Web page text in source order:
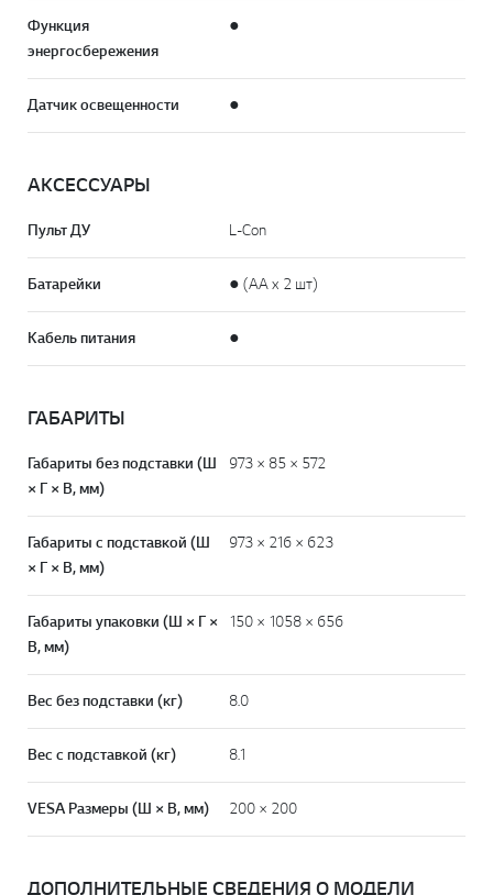
Функция
энергосбережения
●
Датчик освещенности ●
АКСЕССУАРЫ
Пульт ДУ L-Con
Батарейки ● (AA x 2 шт)
Кабель питания ●
ГАБАРИТЫ
Габариты без подставки (Ш
× Г × В, мм)
973 × 85 × 572
Габариты с подставкой (Ш
× Г × В, мм)
973 × 216 × 623
Габариты упаковки (Ш × Г ×
В, мм)
150 × 1058 × 656
Вес без подставки (кг) 8.0
Вес с подставкой (кг) 8.1
VESA Размеры (Ш × В, мм) 200 × 200
ДОПОЛНИТЕЛЬНЫЕ СВЕДЕНИЯ О МОДЕЛИ